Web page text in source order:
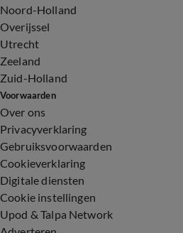
Noord-Holland
Overijssel
Utrecht
Zeeland
Zuid-Holland
Voorwaarden
Over ons
Privacyverklaring
Gebruiksvoorwaarden
Cookieverklaring
Digitale diensten
Cookie instellingen
Upod & Talpa Network